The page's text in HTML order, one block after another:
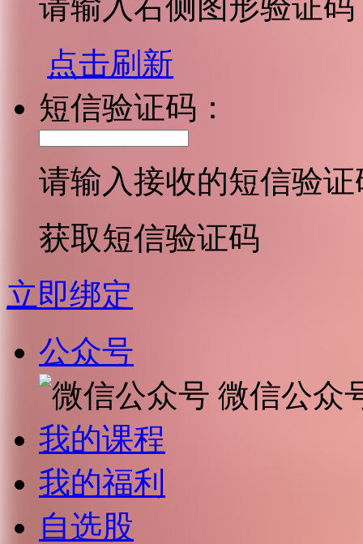
点击刷新
短信验证码：
请输入接收的短信验证
获取短信验证码
立即绑定
公众号
微信公众
我的课程
我的福利
自选股